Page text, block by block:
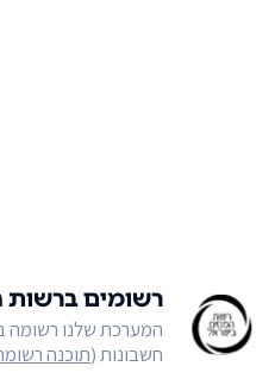
רשומים
המערכת שלנו רשומה
חשבונות (תוכנה רשומה 00215702 על פי